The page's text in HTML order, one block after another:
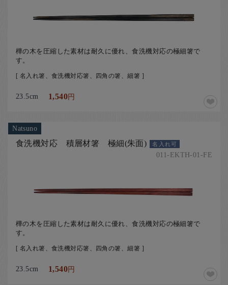
樺の木を圧縮した素材は耐久に優れ、食洗機対応の極細箸で
す。
[ 名入れ箸、食洗機対応箸、四角の箸、細箸 ]
23.5cm 1,540円
Natsuno
食洗機対応 積層材箸 極細(朱面) 名入れ可
011-EKTH-01-FE
樺の木を圧縮した素材は耐久に優れ、食洗機対応の極細箸で
す。
[ 名入れ箸、食洗機対応箸、四角の箸、細箸 ]
23.5cm 1,540円